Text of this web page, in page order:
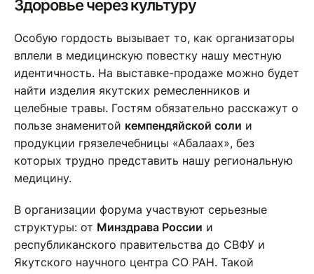
Здоровье через культуру
Особую гордость вызывает то, как организаторы
вплели в медицинскую повестку нашу местную
идентичность. На выставке-продаже можно будет
найти изделия якутских ремесленников и
целебные травы. Гостям обязательно расскажут о
пользе знаменитой кемпендяйской соли и
продукции грязелечебницы «Абалаах», без
которых трудно представить нашу региональную
медицину.
В организации форума участвуют серьезные
структуры: от Минздрава России и
республиканского правительства до СВФУ и
Якутского научного центра СО РАН. Такой